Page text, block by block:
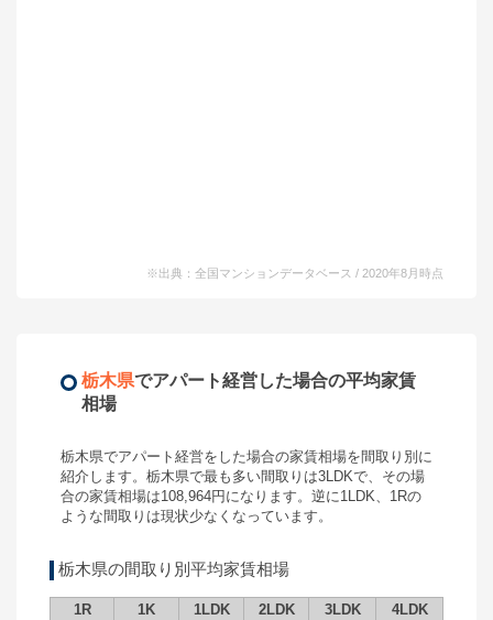
※出典：全国マンションデータベース / 2020年8月時点
栃木県でアパート経営した場合の平均家賃
相場
栃木県でアパート経営をした場合の家賃相場を間取り別に
紹介します。 栃木県で最も多い間取りは3LDKで、その場
合の家賃相場は108,964円になります。逆に1LDK、 1Rの
ような間取りは現状少なくなっています。
栃木県の間取り別平均家賃相場
1R 1K 1LDK 2LDK 3LDK 4LDK